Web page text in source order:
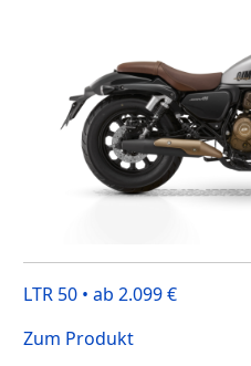
LTR 50 • ab 2.099 €
Zum Produkt